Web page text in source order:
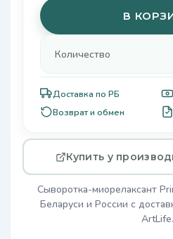
В
Количество
Доставка по РБ
Возврат и обмен
Купить у
Сыворотка-миорелаксант
Беларуси и России с
ArtLife.